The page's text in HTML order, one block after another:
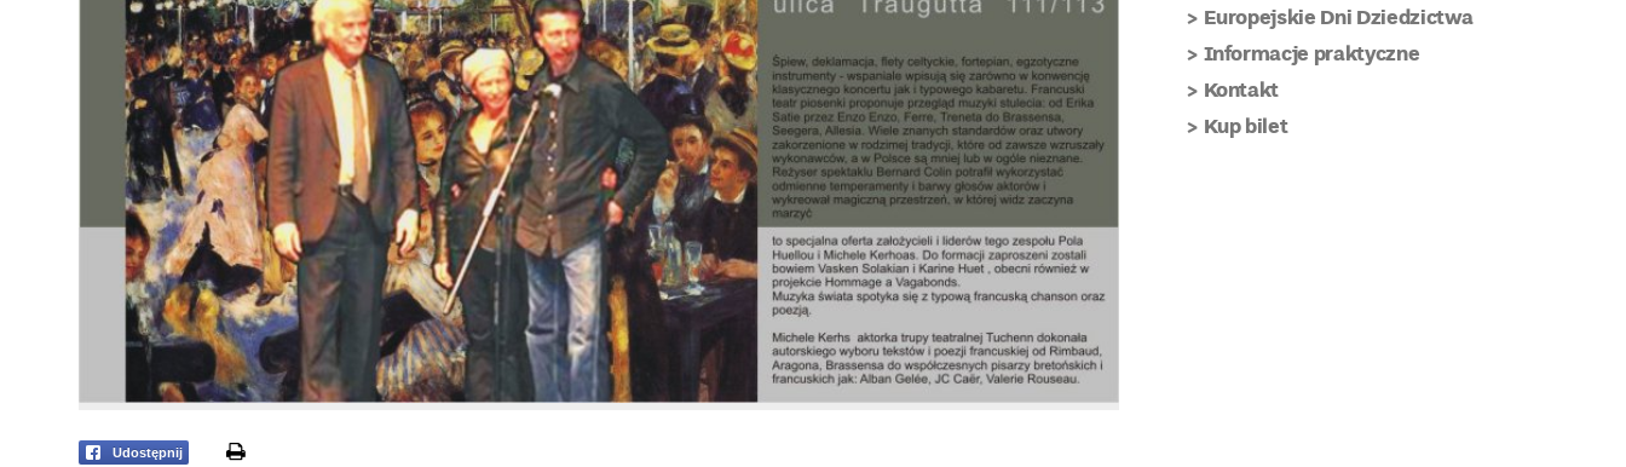
Udostępnij print
Europejskie Dni Dziedzictwa
Informacje praktyczne
Kontakt
Kup bilet